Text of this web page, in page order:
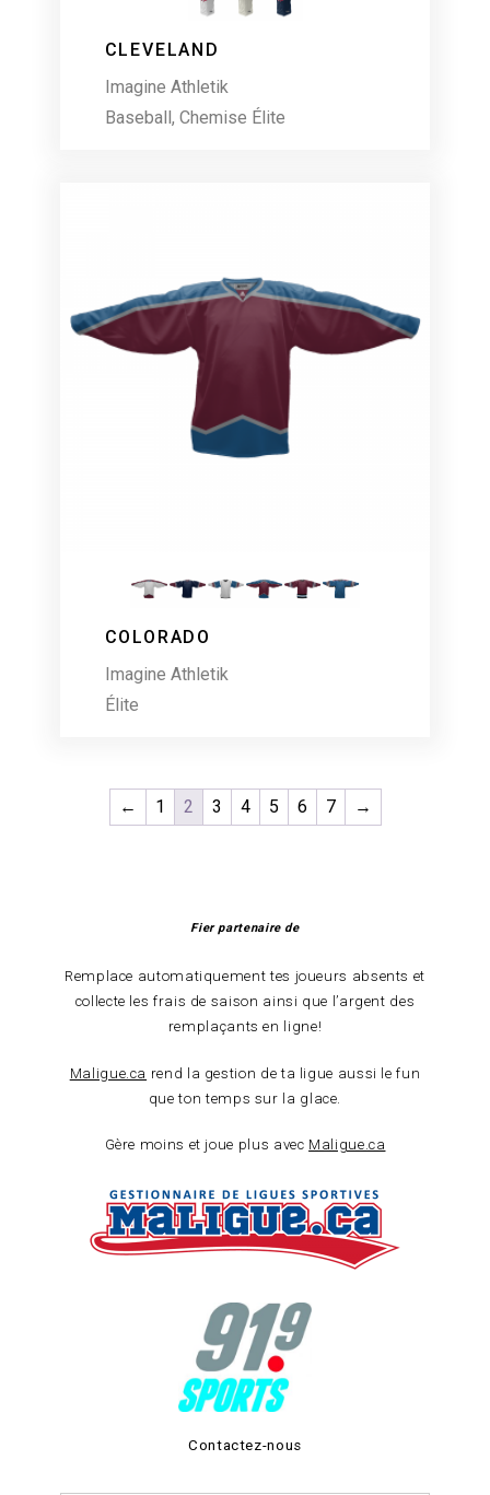
CLEVELAND
Imagine Athletik
Baseball, Chemise Élite
COLORADO
Imagine Athletik
Élite
← 1 2 3 4 5 6 7 →
Fier partenaire de
Remplace automatiquement tes joueurs absents et
collecte les frais de saison ainsi que l’argent des
remplaçants en ligne!
Maligue.ca rend la gestion de ta ligue aussi le fun
que ton temps sur la glace.
Gère moins et joue plus avec Maligue.ca
Contactez-nous
Nom